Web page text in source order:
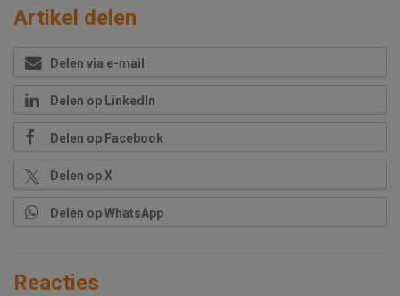
Artikel delen
Delen via e-mail
Delen op LinkedIn
Delen op Facebook
Delen op X
Delen op WhatsApp
Reacties